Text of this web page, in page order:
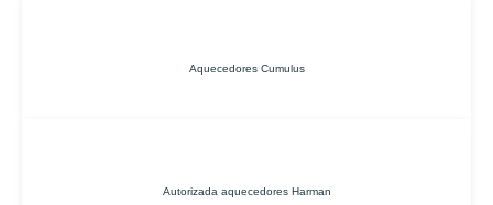
Aquecedores Cumulus
Autorizada aquecedores Harman